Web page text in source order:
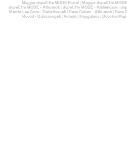
Magyar depeCHe MODE Portál
Magyar depeCHe
depeCHe MODE - Albumok| depeCHe MODE - Kislemezek|
Martin Lee Gore - Dalszövegek| Dave Gahan - Albumok|
Dave
Recoil - Dalszövegek| Videók| Képgaléria| Devotee Map